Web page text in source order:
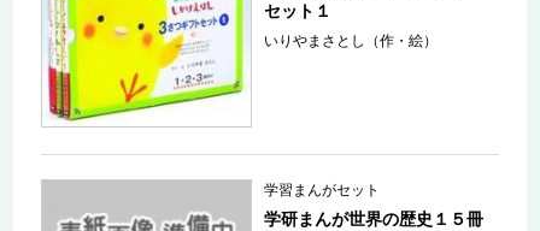
セット１
いりやまさとし（作・絵）
学習まんがセット
学研まんが世界の歴史１５冊